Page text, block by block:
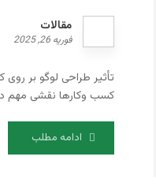
مقالات
فوریه 26, 2025
تأثیر طراحی لوگو بر
کسب‌ وکارها نقشی مهم
ادامه مطلب